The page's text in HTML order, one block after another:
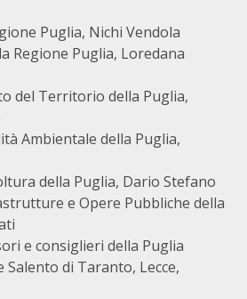
Puglia, Nichi Vendola
Regione Puglia, Loredana
del Territorio della Puglia,
Ambientale della Puglia,
della Puglia, Dario Stefano
e Opere Pubbliche della
e consiglieri della Puglia
Salento di Taranto, Lecce,